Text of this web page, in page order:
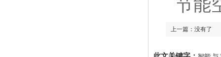
节能
上一篇：没有了